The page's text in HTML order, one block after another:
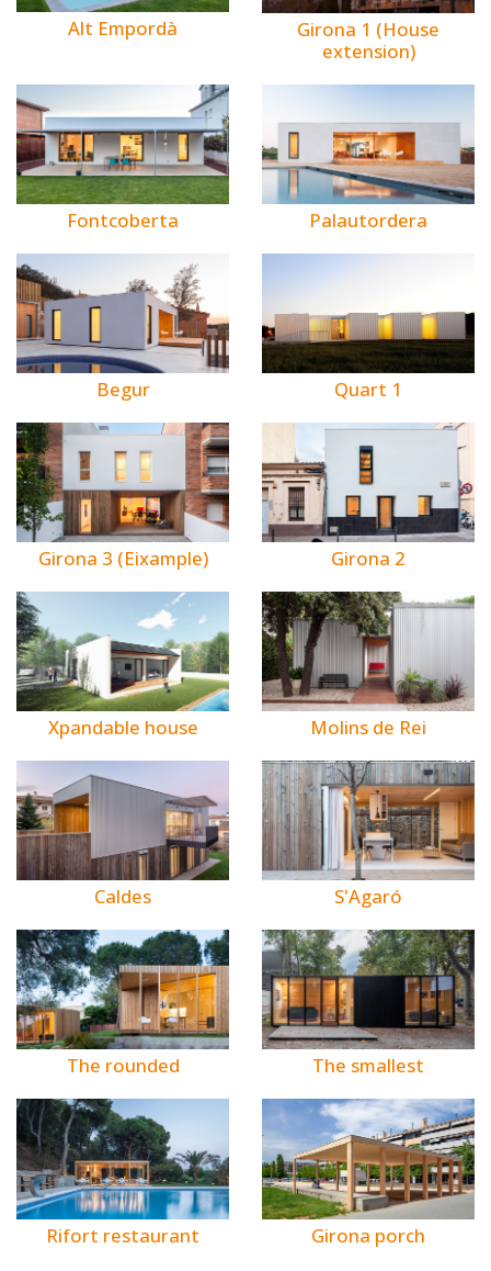
Alt Empordà
Girona 1 (House
extension)
Fontcoberta Palautordera
Begur Quart 1
Girona 3 (Eixample) Girona 2
Xpandable house Molins de Rei
Caldes S'Agaró
The rounded The smallest
Rifort restaurant Girona porch